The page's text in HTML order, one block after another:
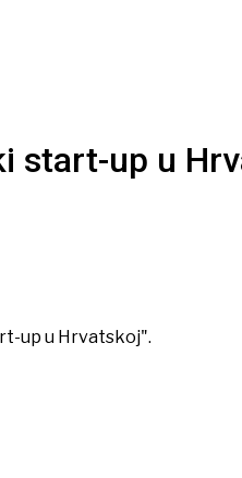
start-up u
up u Hrvatskoj".